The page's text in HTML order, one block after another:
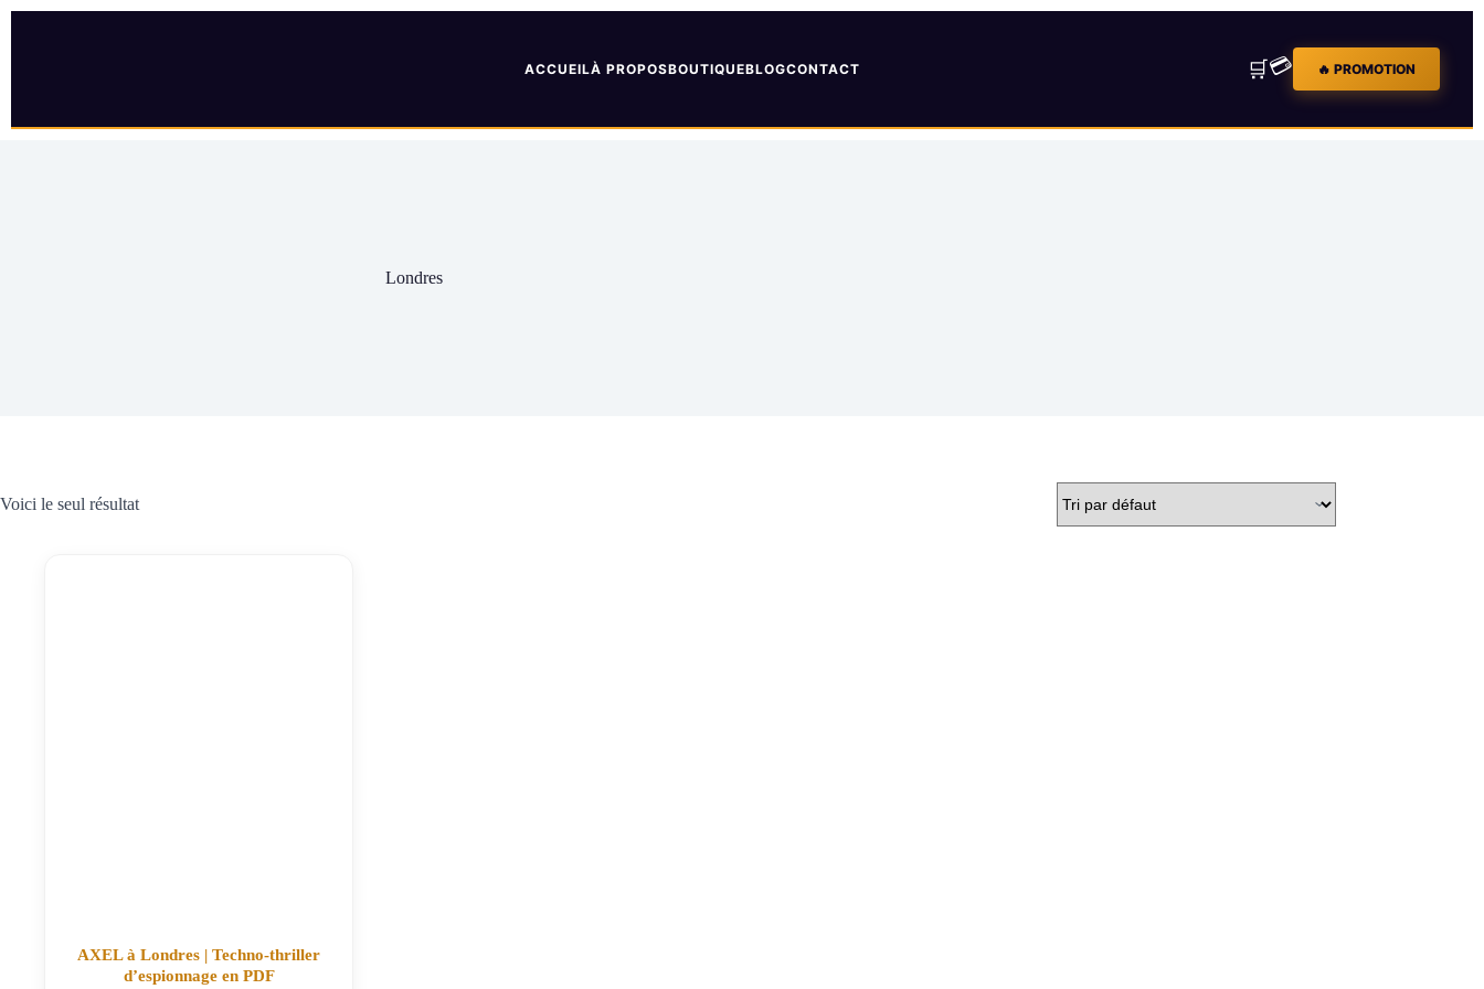
ACCUEILÀ PROPOSBOUTIQUEBLOGCONTACT 🛒💳 🔥 PROMOTION
Londres
Voici le seul résultat
AXEL à Londres | Techno-thriller
d’espionnage en PDF